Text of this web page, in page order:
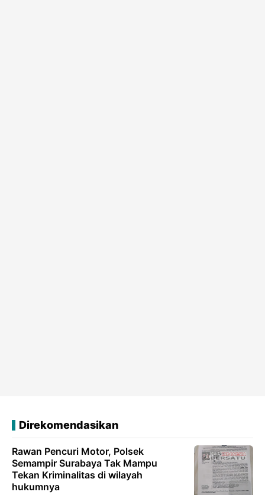
Direkomendasikan
Rawan Pencuri Motor, Polsek
Semampir Surabaya Tak Mampu
Tekan Kriminalitas di wilayah
hukumnya